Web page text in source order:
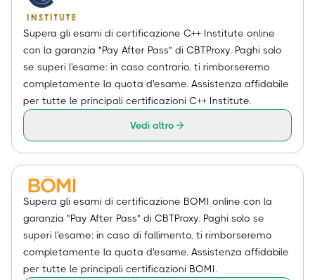
Supera gli esami di certificazione C++ Institute online
con la garanzia "Pay After Pass" di CBTProxy. Paghi solo
se superi l'esame: in caso contrario, ti rimborseremo
completamente la quota d'esame. Assistenza affidabile
per tutte le principali certificazioni C++ Institute.
Vedi altro
Supera gli esami di certificazione BOMI online con la
garanzia "Pay After Pass" di CBTProxy. Paghi solo se
superi l'esame: in caso di fallimento, ti rimborseremo
completamente la quota d'esame. Assistenza affidabile
per tutte le principali certificazioni BOMI.